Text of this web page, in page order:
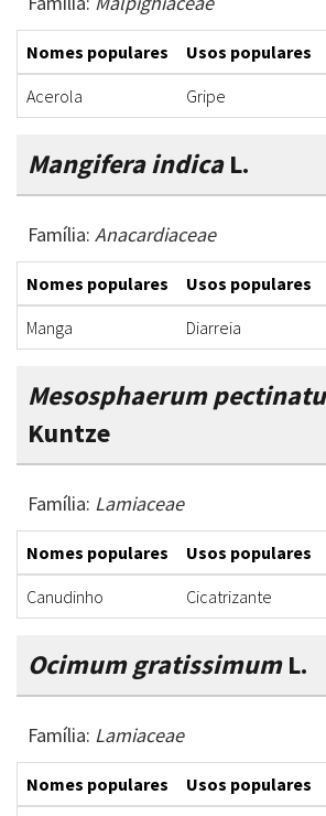
Nomes populares Usos populares
Acerola
Gripe
Mangifera indicaL.
Família: Anacardiaceae
Nomes populares Usos populares
Manga
Diarreia
Mesosphaerum
Kuntze
Família: Lamiaceae
Nomes populares Usos populares
Canudinho
Cicatrizante
Ocimum gratissimumL.
Família: Lamiaceae
Nomes populares Usos populares